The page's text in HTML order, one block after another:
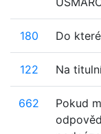
180 Do
122 Na
662
Pokud